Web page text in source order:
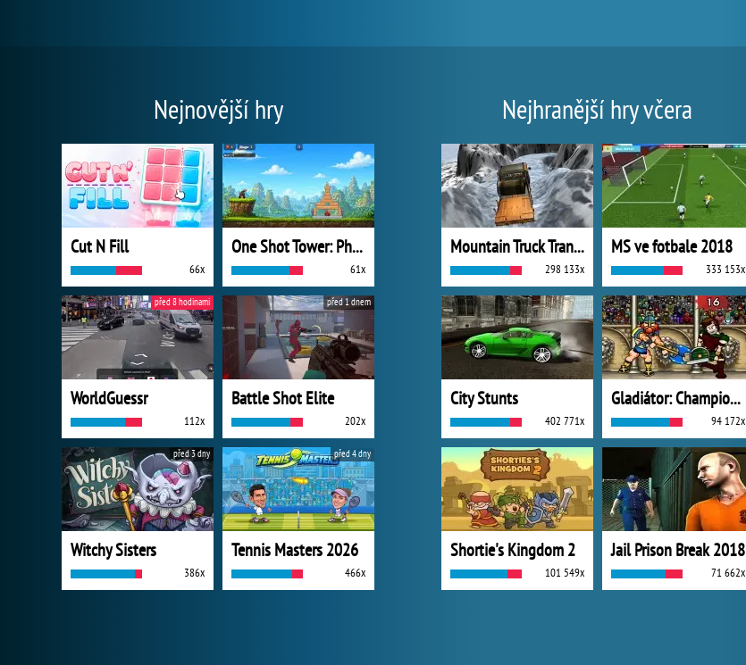
Nejnovější hry
Cut N Fill
66x
One Shot Tower: Physics Destroyer
61x
WorldGuessr
112x
před 8 hodinami
Battle Shot Elite
202x
před 1 dnem
Witchy Sisters
386x
před 3 dny
Tennis Masters 2026
466x
před 4 dny
Nejhranější hry včera
Mountain Truck Transport
298 133x
MS ve fotbale 2018
333 153x
City Stunts
402 771x
Gladiátor: Champions Sprint
94 172x
Shortie's Kingdom 2
101 549x
Jail Prison Break 2018
71 662x